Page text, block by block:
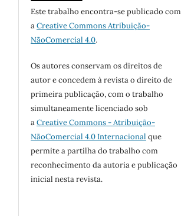
Este trabalho encontra-se publicado com
aCreative Commons Atribuição-
NãoComercial 4.0.
Os autores conservam os direitos de
autor e concedem à revista o direito de
primeira publicação, com o trabalho
simultaneamente licenciado sob
aCreative Commons - Atribuição-
NãoComercial 4.0 Internacional que
permite a partilha do trabalho com
reconhecimento da autoria e publicação
inicial nesta revista.